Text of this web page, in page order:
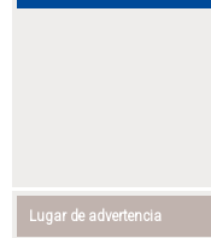
Lugar de advertencia